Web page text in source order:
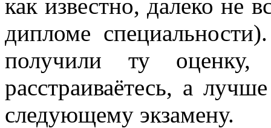
как известно, далеко не
дипломе
получили ту
расстраиваётесь, а
следующему экзамену.